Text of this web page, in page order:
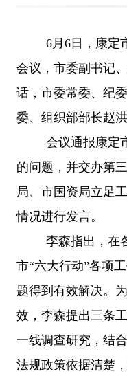
6月6日，康定
会议，市委副书记
话，市委常委、纪
委、组织部部长赵
会议通报康定
的问题，并交办第
局、市国资局立足
情况进行发言。
李森指出，在
市“六大行动”各项
题得到有效解决。
效，李森提出三条
一线调查研究，结
法规政策依据清楚